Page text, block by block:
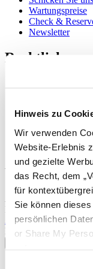
Hinweis zu
Wir verwenden
Website-Erlebnis
und gezielte
das Recht, dem
für
Sie können
persönlichen
or Share My
Wartungspreise
Check &
Newsletter
Rechtliches
Impressum
Widerruf des
Willkommen
Abonnieren Sie
Information
Anmelden
Land/Region